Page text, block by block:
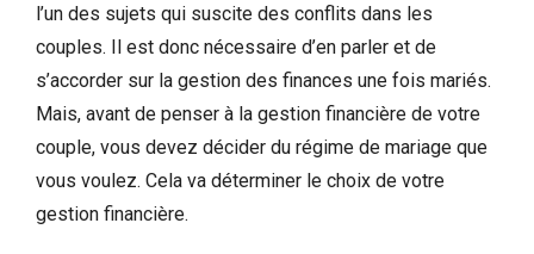
l’un des sujets qui suscite des conflits dans les
couples. Il est donc nécessaire d’en parler et de
s’accorder sur la gestion des finances une fois mariés.
Mais, avant de penser à la gestion financière de votre
couple, vous devez décider du régime de mariage que
vous voulez. Cela va déterminer le choix de votre
gestion financière.